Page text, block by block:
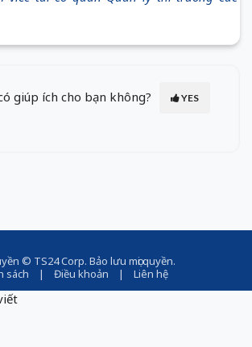
giúp ích cho bạn không?
YES
© TS24 Corp. Bảo lưu mọi quyền.
sách | Điều khoản | Liên hệ